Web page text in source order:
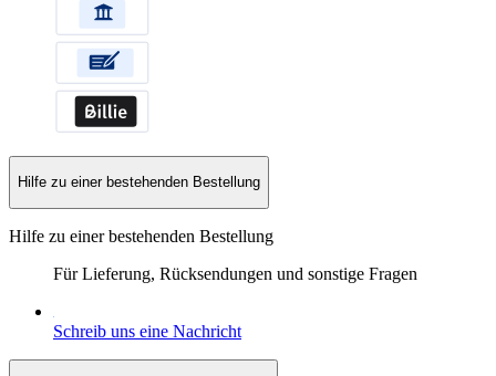
Hilfe zu einer bestehenden Bestellung
Hilfe zu einer bestehenden Bestellung
Für Lieferung, Rücksendungen und sonstige Fragen
Schreib uns eine Nachricht